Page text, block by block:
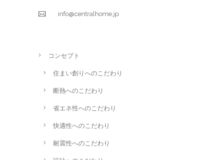
info@centralhome.jp
コンセプト
住まい創りへのこだわり
断熱へのこだわり
省エネ性へのこだわり
快適性へのこだわり
耐震性へのこだわり